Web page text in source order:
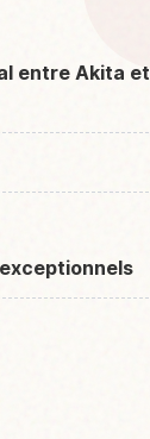
entre Akita et